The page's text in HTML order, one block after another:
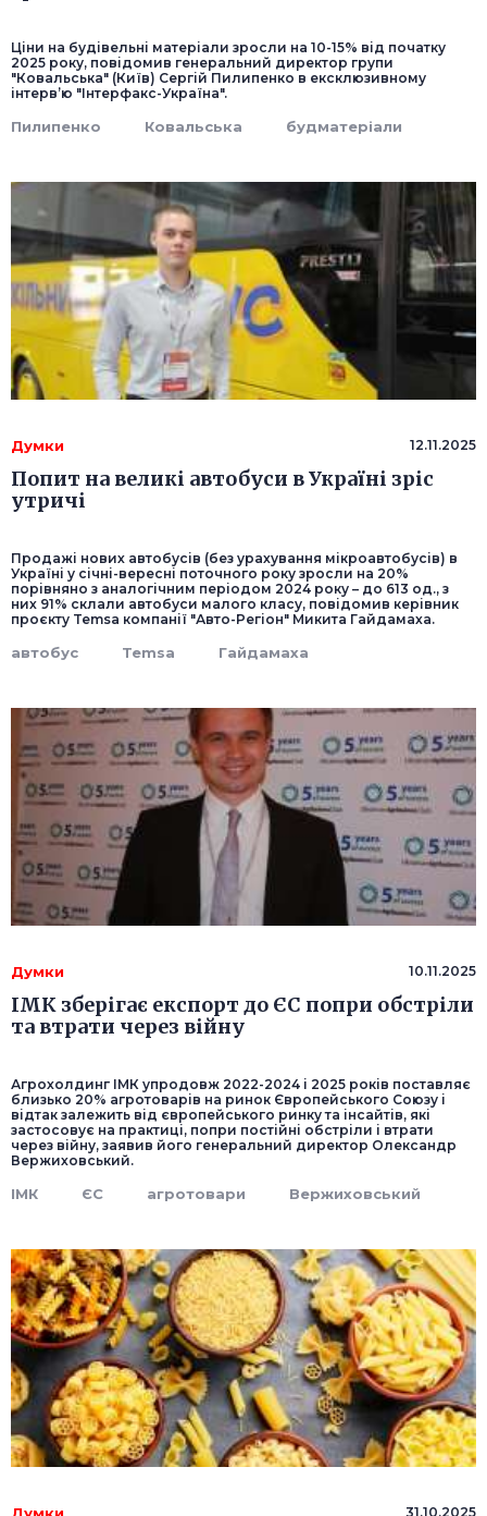
Ціни на будівельні матеріали зросли на 10-15% від початку
2025 року, повідомив генеральний директор групи
"Ковальська" (Київ) Сергій Пилипенко в ексклюзивному
інтерв’ю "Інтерфакс-Україна".
Пилипенко Ковальська будматеріали
Думки 12.11.2025
Попит на великі автобуси в Україні зріс
утричі
Продажі нових автобусів (без урахування мікроавтобусів) в
Україні у січні-вересні поточного року зросли на 20%
порівняно з аналогічним періодом 2024 року – до 613 од., з
них 91% склали автобуси малого класу, повідомив керівник
проєкту Temsa компанії "Авто-Регіон" Микита Гайдамаха.
автобус Temsa Гайдамаха
Думки 10.11.2025
ІМК зберігає експорт до ЄС попри обстріли
та втрати через війну
Агрохолдинг ІМК упродовж 2022-2024 і 2025 років поставляє
близько 20% агротоварів на ринок Європейського Союзу і
відтак залежить від європейського ринку та інсайтів, які
застосовує на практиці, попри постійні обстріли і втрати
через війну, заявив його генеральний директор Олександр
Вержиховський.
ІМК ЄС агротовари Вержиховський
31.10.2025